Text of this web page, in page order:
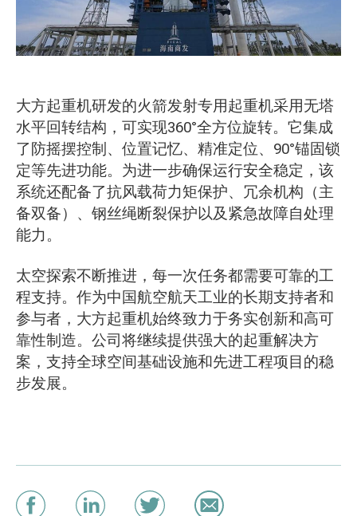
大方起重机研发的火箭发射专用起重机采用无塔
水平回转结构，可实现360°全方位旋转。它集成
了防摇摆控制、位置记忆、精准定位、90°锚固锁
定等先进功能。为进一步确保运行安全稳定，该
系统还配备了抗风载荷力矩保护、冗余机构（主
备双备）、钢丝绳断裂保护以及紧急故障自处理
能力。
太空探索不断推进，每一次任务都需要可靠的工
程支持。作为中国航空航天工业的长期支持者和
参与者，大方起重机始终致力于务实创新和高可
靠性制造。公司将继续提供强大的起重解决方
案，支持全球空间基础设施和先进工程项目的稳
步发展。